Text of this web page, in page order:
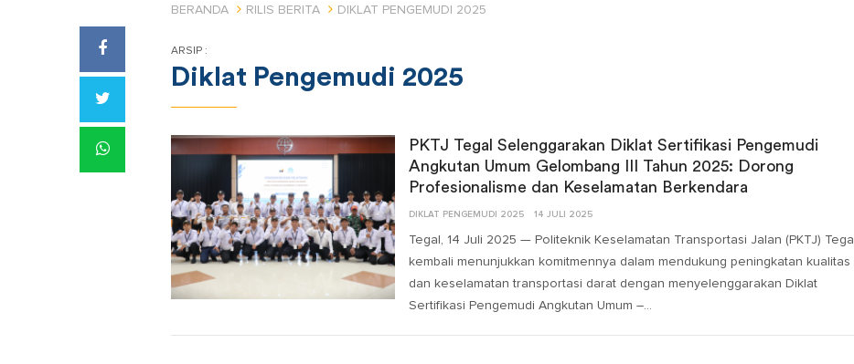
BERANDA RILIS BERITA DIKLAT PENGEMUDI 2025
ARSIP :
Diklat Pengemudi 2025
PKTJ Tegal Selenggarakan Diklat Sertifikasi Pengemudi
Angkutan Umum Gelombang III Tahun 2025: Dorong
Profesionalisme dan Keselamatan Berkendara
DIKLAT PENGEMUDI 2025 14 JULI 2025
Tegal, 14 Juli 2025 — Politeknik Keselamatan Transportasi Jalan (PKTJ) Tegal
kembali menunjukkan komitmennya dalam mendukung peningkatan kualitas
dan keselamatan transportasi darat dengan menyelenggarakan Diklat
Sertifikasi Pengemudi Angkutan Umum –…